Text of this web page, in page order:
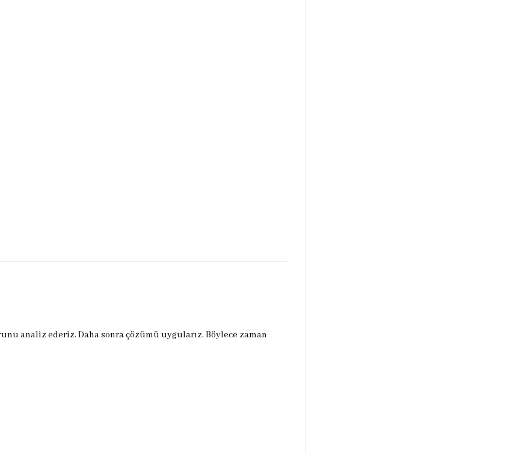
analiz ederiz. Daha sonra çözümü uygularız. Böylece zaman